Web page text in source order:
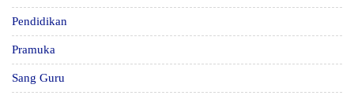
Pendidikan
Pramuka
Sang Guru